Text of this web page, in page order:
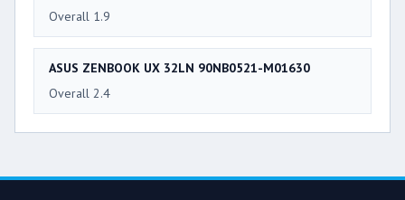
Overall 1.9
ASUS ZENBOOK UX 32LN 90NB0521-M01630
Overall 2.4